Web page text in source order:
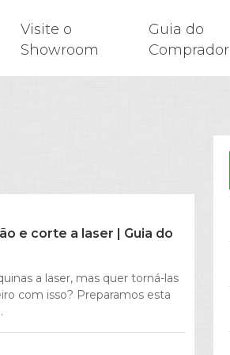
Visite o
Showroom
Guia do
Comprador
e corte a laser | Guia do
a laser, mas quer torná-las
com isso? Preparamos esta